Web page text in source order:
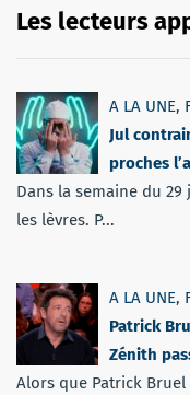
Les lecteurs
A LA UNE,
Jul
proches
Dans la semaine du
les lèvres. P...
A LA UNE,
Patrick
Zénith
Alors que Patrick